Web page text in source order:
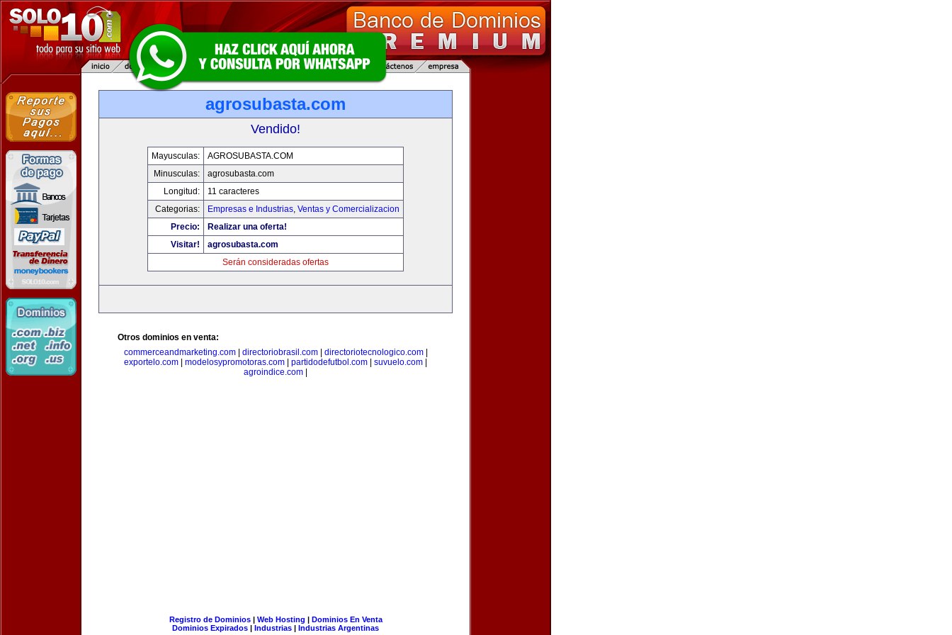
agrosubasta.com
Vendido!
Mayusculas:
AGROSUBASTA.COM
Minusculas:
agrosubasta.com
Longitud:
11 caracteres
Categorias:
Empresas e Industrias, Ventas y Comercializacion
Precio:
Realizar una oferta!
Visitar!
agrosubasta.com
Serán consideradas ofertas
Otros dominios en venta:
commerceandmarketing.com| directoriobrasil.com| directoriotecnologico.com|
exportelo.com
modelosypromotoras.com partidodefutbol.com suvuelo.com
agroindice.com
Registro de Dominios| Web Hosting | Dominios En Venta
Dominios Expirados | Industrias | Industrias Argentinas